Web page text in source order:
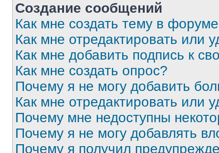
Создание сообщений
Как мне создать тему в
Как мне отредактировать или
Как мне добавить подпись к
Как мне создать опрос?
Почему я не могу добавить
Как мне отредактировать или
Почему мне недоступны
Почему я не могу добавлять
Почему я получил